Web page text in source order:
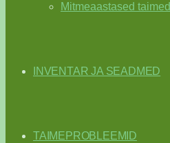
Mitmeaastased taimed
INVENTAR JA SEADMED
TAIMEPROBLEEMID